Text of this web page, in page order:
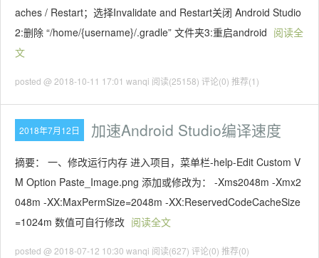
aches / Restart；选择Invalidate and Restart关闭 Android Studio
2:删除 “/home/{username}/.gradle” 文件夹3:重启android 阅读全
文
posted @ 2018-10-11 17:01 wanqi 阅读(25158) 评论(0) 推荐(1)
2018年7月12日 加速Android Studio编译速度
摘要： 一、修改运行内存 进入项目，菜单栏-help-Edit Custom V
M Option Paste_Image.png 添加或修改为： -Xms2048m -Xmx2
048m -XX:MaxPermSize=2048m -XX:ReservedCodeCacheSize
=1024m 数值可自行修改 阅读全文
posted @ 2018-07-12 10:30 wanqi 阅读(627) 评论(0) 推荐(0)